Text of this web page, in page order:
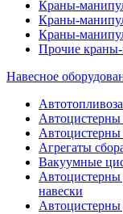
Краны-
Краны-
Краны-
Прочие
Навесное
Агрегаты
Вакуумные
навески